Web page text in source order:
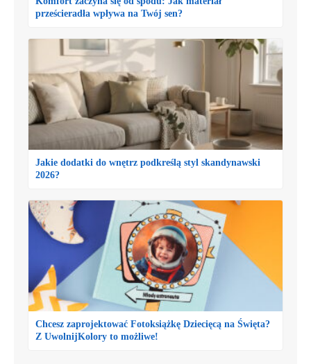
prześcieradła wpływa na Twój sen?
Jakie dodatki do wnętrz podkreślą styl skandynawski
2026?
Chcesz zaprojektować Fotoksiążkę Dziecięcą na Święta?
Z UwolnijKolory to możliwe!